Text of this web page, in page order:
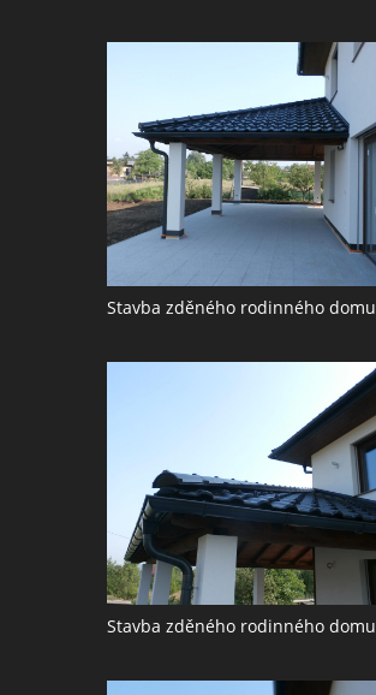
Stavba zděného rodinného domu
Stavba zděného rodinného domu